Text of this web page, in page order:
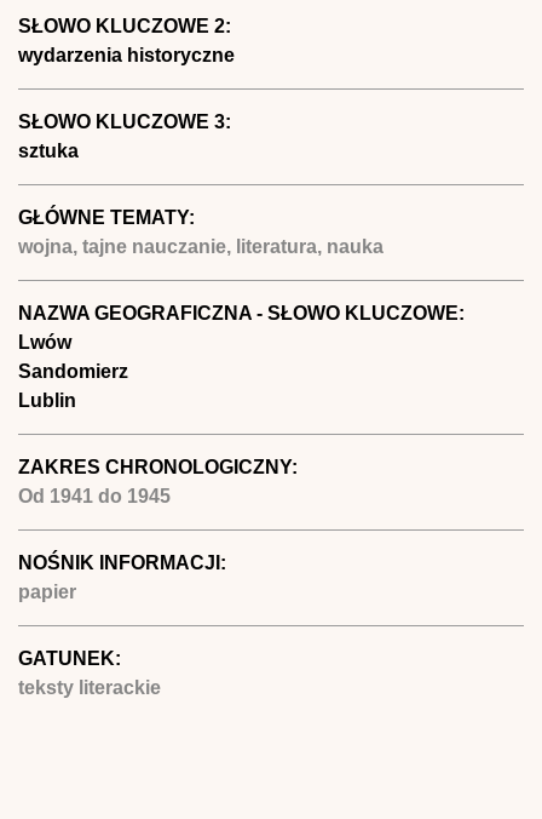
SŁOWO KLUCZOWE 2:
wydarzenia historyczne
SŁOWO KLUCZOWE 3:
sztuka
GŁÓWNE TEMATY:
wojna, tajne nauczanie, literatura, nauka
NAZWA GEOGRAFICZNA - SŁOWO KLUCZOWE:
Lwów
Sandomierz
Lublin
ZAKRES CHRONOLOGICZNY:
Od 1941 do 1945
NOŚNIK INFORMACJI:
papier
GATUNEK:
teksty literackie